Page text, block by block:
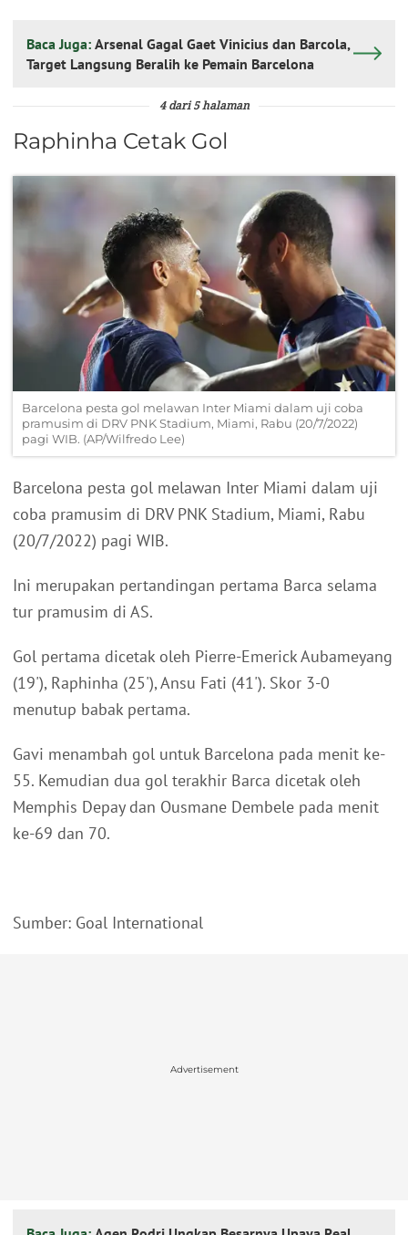
Baca Juga: Arsenal Gagal Gaet Vinicius dan Barcola,
Target Langsung Beralih ke Pemain Barcelona
4 dari 5 halaman
Raphinha Cetak Gol
Barcelona pesta gol melawan Inter Miami dalam uji coba
pramusim di DRV PNK Stadium, Miami, Rabu (20/7/2022)
pagi WIB. (AP/Wilfredo Lee)
Barcelona pesta gol melawan Inter Miami dalam uji
coba pramusim di DRV PNK Stadium, Miami, Rabu
(20/7/2022) pagi WIB.
Ini merupakan pertandingan pertama Barca selama
tur pramusim di AS.
Gol pertama dicetak oleh Pierre-Emerick Aubameyang
(19'), Raphinha (25'), Ansu Fati (41'). Skor 3-0
menutup babak pertama.
Gavi menambah gol untuk Barcelona pada menit ke-
55. Kemudian dua gol terakhir Barca dicetak oleh
Memphis Depay dan Ousmane Dembele pada menit
ke-69 dan 70.
Sumber: Goal International
Advertisement